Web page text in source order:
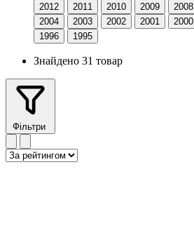
2012 2011 2010 2009 2008
2004
2003 2002 2001 2000
1996
1995
Знайдено 31 товар
Фільтри